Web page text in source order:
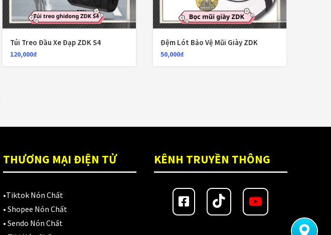
Túi Treo Đầu Xe Đạp ZDK S4
120,000₫
Đệm Lót Bảo Vệ Mũi Giày ZDK
50,000₫
THƯƠNG MẠI ĐIỆN TỬ
•Tiktok Nón Chất
• Shopee Nón Chất
• Sendo Nón Chất
KÊNH TRUYỀN THÔNG